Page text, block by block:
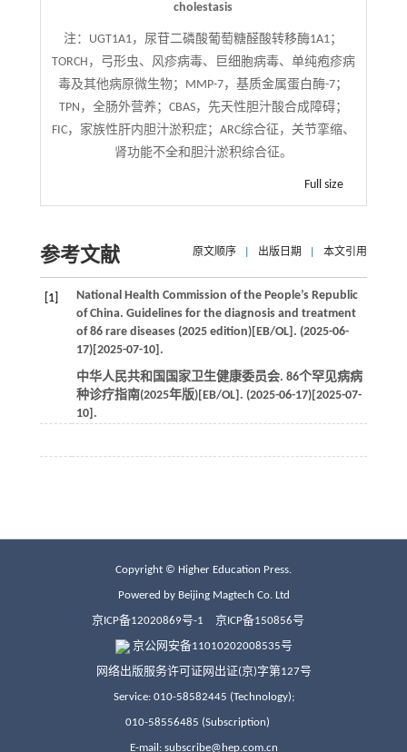
cholestasis
注： ​​UGT1A1，尿苷二磷酸葡萄糖醛酸转移酶1A1​；
TORCH，弓形虫、风疹病毒、巨细胞病毒、单纯疱疹病
毒及其他病原微生物；MMP-7，基质金属蛋白酶-7​；
TPN，全肠外营养​；CBAS，先天性胆汁酸合成障碍；
FIC，家族性肝内胆汁淤积症；ARC综合征，关节挛缩、
肾功能不全和胆汁淤积综合征。
Full size
参考文献 原文顺序 出版日期 本文引用
[1]
National Health Commission of the People’s Republic
of China. Guidelines for the diagnosis and treatment
of 86 rare diseases (2025 edition)[EB/OL]. (2025-06-
17)[2025-07-10].
中华人民共和国国家卫生健康委员会. 86个罕见病病
种诊疗指南(2025年版)[EB/OL]. (2025-06-17)[2025-07-
10].
Copyright © Higher Education Press.
Powered by Beijing Magtech Co. Ltd
京ICP备12020869号-1 京ICP备150856号
京公网安备11010202008535号
网络出版服务许可证网出证(京)字第127号
Service: 010-58582445 (Technology);
010-58556485 (Subscription)
E-mail: subscribe@hep.com.cn